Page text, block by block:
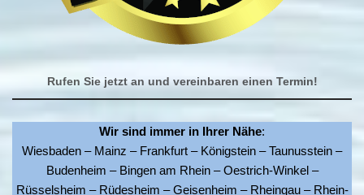
Rufen Sie jetzt an und vereinbaren einen Termin!
Wir sind immer in Ihrer Nähe:
Wiesbaden – Mainz – Frankfurt – Königstein – Taunusstein –
Budenheim – Bingen am Rhein – Oestrich-Winkel –
Rüsselsheim – Rüdesheim – Geisenheim – Rheingau – Rhein-